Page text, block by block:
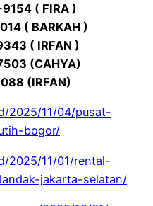
( FIRA )
( BARKAH )
( IRFAN )
(CAHYA)
(IRFAN)
2025/11/04/pusat-
bogor/
2025/11/01/rental-
jakarta-selatan/